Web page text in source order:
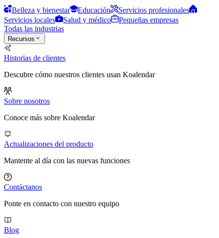
Belleza y bienestar Educación
Servicios profesionales
Servicios locales
Salud y médico
Pequeñas empresas
Todas las industrias
Recursos
Historias de clientes
Descubre cómo nuestros clientes usan Koalendar
Sobre nosotros
Conoce más sobre Koalendar
Actualizaciones del producto
Mantente al día con las nuevas funciones
Contáctanos
Ponte en contacto con nuestro equipo
Blog